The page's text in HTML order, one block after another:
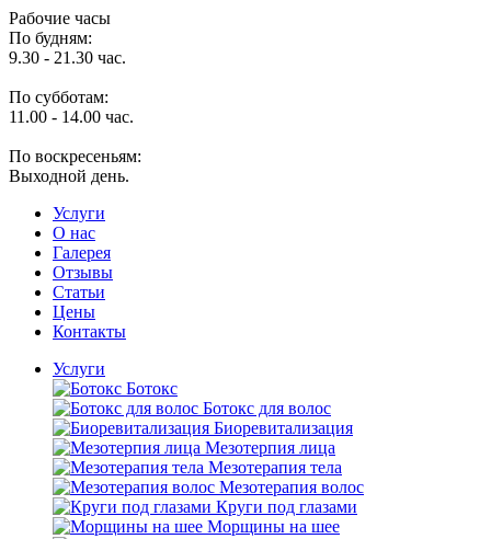
Рабочие часы
По будням:
9.30 - 21.30 час.
По субботам:
11.00 - 14.00 час.
По воскресеньям:
Выходной день.
Услуги
O нас
Галерея
Отзывы
Статьи
Цены
Контакты
Услуги
Ботокс
Ботокс для волос
Биоревитализация
Мезотерпия лица
Мезотерапия тела
Мезотерапия волос
Круги под глазами
Морщины на шее